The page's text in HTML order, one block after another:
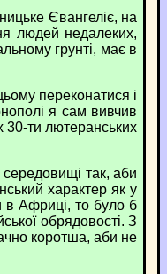
Євангеліє, на
людей недалеких,
грунті, має в
переконатися і
я сам вивчив
30-ти лютеранських
так, аби
характер як у
в Африці, то було б
обрядовості. З
коротша, аби не